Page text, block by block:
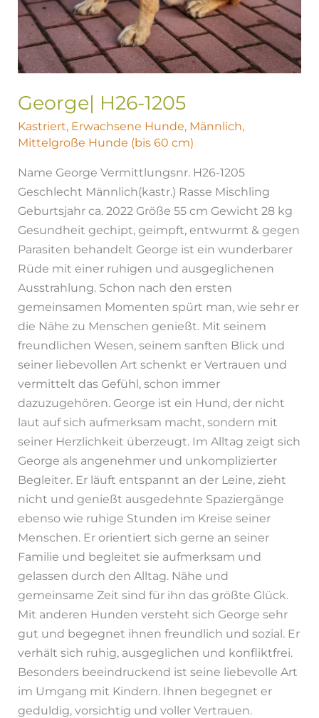
George| H26-1205
Kastriert, Erwachsene Hunde, Männlich,
Mittelgroße Hunde (bis 60 cm)
Name George Vermittlungsnr. H26-1205
Geschlecht Männlich(kastr.) Rasse Mischling
Geburtsjahr ca. 2022 Größe 55 cm Gewicht 28 kg
Gesundheit gechipt, geimpft, entwurmt & gegen
Parasiten behandelt George ist ein wunderbarer
Rüde mit einer ruhigen und ausgeglichenen
Ausstrahlung. Schon nach den ersten
gemeinsamen Momenten spürt man, wie sehr er
die Nähe zu Menschen genießt. Mit seinem
freundlichen Wesen, seinem sanften Blick und
seiner liebevollen Art schenkt er Vertrauen und
vermittelt das Gefühl, schon immer
dazuzugehören. George ist ein Hund, der nicht
laut auf sich aufmerksam macht, sondern mit
seiner Herzlichkeit überzeugt. Im Alltag zeigt sich
George als angenehmer und unkomplizierter
Begleiter. Er läuft entspannt an der Leine, zieht
nicht und genießt ausgedehnte Spaziergänge
ebenso wie ruhige Stunden im Kreise seiner
Menschen. Er orientiert sich gerne an seiner
Familie und begleitet sie aufmerksam und
gelassen durch den Alltag. Nähe und
gemeinsame Zeit sind für ihn das größte Glück.
Mit anderen Hunden versteht sich George sehr
gut und begegnet ihnen freundlich und sozial. Er
verhält sich ruhig, ausgeglichen und konfliktfrei.
Besonders beeindruckend ist seine liebevolle Art
im Umgang mit Kindern. Ihnen begegnet er
geduldig, vorsichtig und voller Vertrauen.